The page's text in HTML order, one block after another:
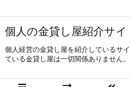
個人の金貸し屋紹介サイ
個人経営の金貸し屋を紹介しているサ
ている金貸し屋は一切関係ありません。